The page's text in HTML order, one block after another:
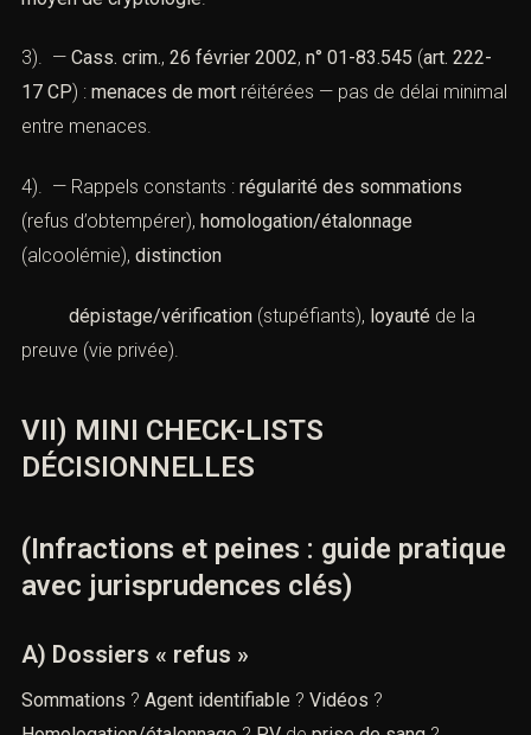
3). — Cass. crim., 26 février 2002, n° 01-83.545 (art. 222-
17 CP) : menaces de mort réitérées — pas de délai minimal
entre menaces.
4). — Rappels constants : régularité des sommations
(refus d’obtempérer), homologation/étalonnage
(alcoolémie), distinction
dépistage/vérification (stupéfiants), loyauté de la
preuve (vie privée).
VII) MINI CHECK-LISTS
DÉCISIONNELLES
(Infractions et peines : guide pratique
avec jurisprudences clés)
A) Dossiers « refus »
Sommations ? Agent identifiable ? Vidéos ?